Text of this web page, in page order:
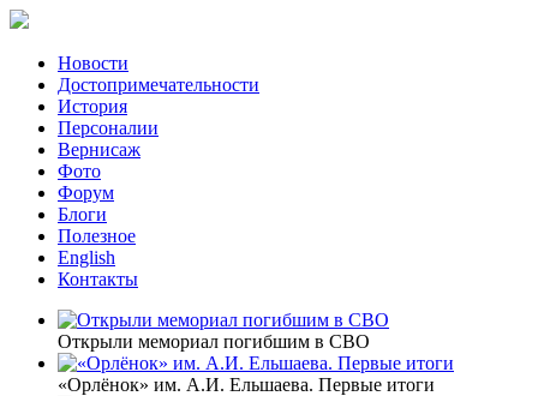
Новости
Достопримечательности
История
Персоналии
Вернисаж
Фото
Форум
Блоги
Полезное
English
Контакты
Открыли мемориал погибшим в СВО
«Орлёнок» им. А.И. Ельшаева. Первые итоги